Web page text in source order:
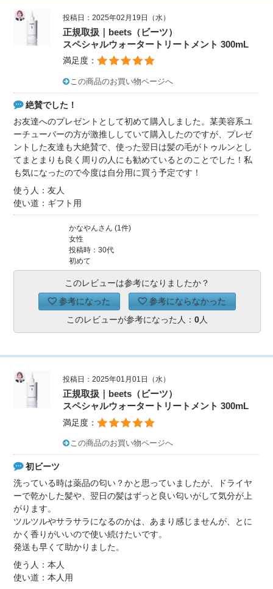
投稿日：2025年02月19日（水）
正規取扱｜beets（ビーツ）
スペシャルウォータートリートメント 300mL
満足度：
この商品のお買い物ページへ
絶賛でした！
お友達へのプレゼントとして初めて購入しました。某美容系ユ
ーチューバーの方が激推ししていて購入したのですが、プレゼ
ントした友達も大絶賛で、使った翌日は髪の毛がトゥルンとし
てまとまりも良く周りの人にも勧めているとのことでした！私
も気になったので今度は自分用に買う予定です！
使う人：友人
使い道：ギフト用
かなやんさん (1件)
女性
投稿時：30代
初めて
このレビューは参考になりましたか？
参考になった
参考にならなかった
このレビューが参考になった人： 0人
投稿日：2025年01月01日（水）
正規取扱｜beets（ビーツ）
スペシャルウォータートリートメント 300mL
満足度：
この商品のお買い物ページへ
初ビーツ
洗っている時は薬品の匂い？かと思っていましたが、ドライヤ
ーで乾かした髪や、翌日の髪はずっと良い匂いがして気分が上
がります。
ツルツルやサラサラになるのかは、あまり感じませんが、とに
かく香りがいいので使い続けたいです。
発送も早くて助かりました。
使う人：本人
使い道：本人用